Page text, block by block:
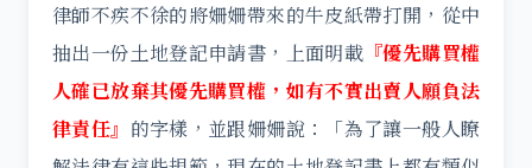
律師不疾不徐的將姍姍帶來的牛皮紙帶打開，從中
抽出一份土地登記申請書，上面明載 『優先購買權
人確已放棄其優先購買權，如有不實出賣人願負法
律責任』 的字樣，並跟姍姍說：「為了讓一般人瞭